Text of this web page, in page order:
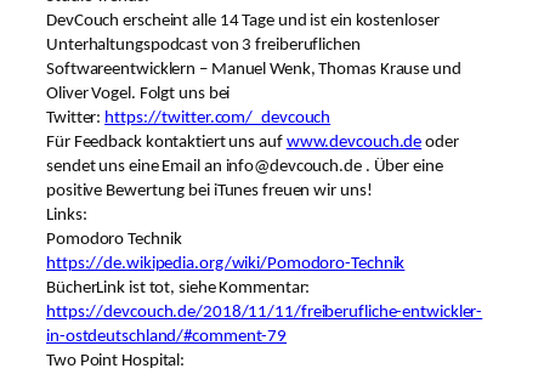
DevCouch erscheint alle 14 Tage und ist ein kostenloser
Unterhaltungspodcast von 3 freiberuflichen
Softwareentwicklern – Manuel Wenk, Thomas Krause und
Oliver Vogel. Folgt uns bei
Twitter: https://twitter.com/_devcouch
Für Feedback kontaktiert uns auf www.devcouch.de oder
sendet uns eine Email an info@devcouch.de . Über eine
positive Bewertung bei iTunes freuen wir uns!
Links:
Pomodoro Technik
https://de.wikipedia.org/wiki/Pomodoro-Technik
BücherLink ist tot, siehe Kommentar:
https://devcouch.de/2018/11/11/freiberufliche-entwickler-
in-ostdeutschland/#comment-79
Two Point Hospital: